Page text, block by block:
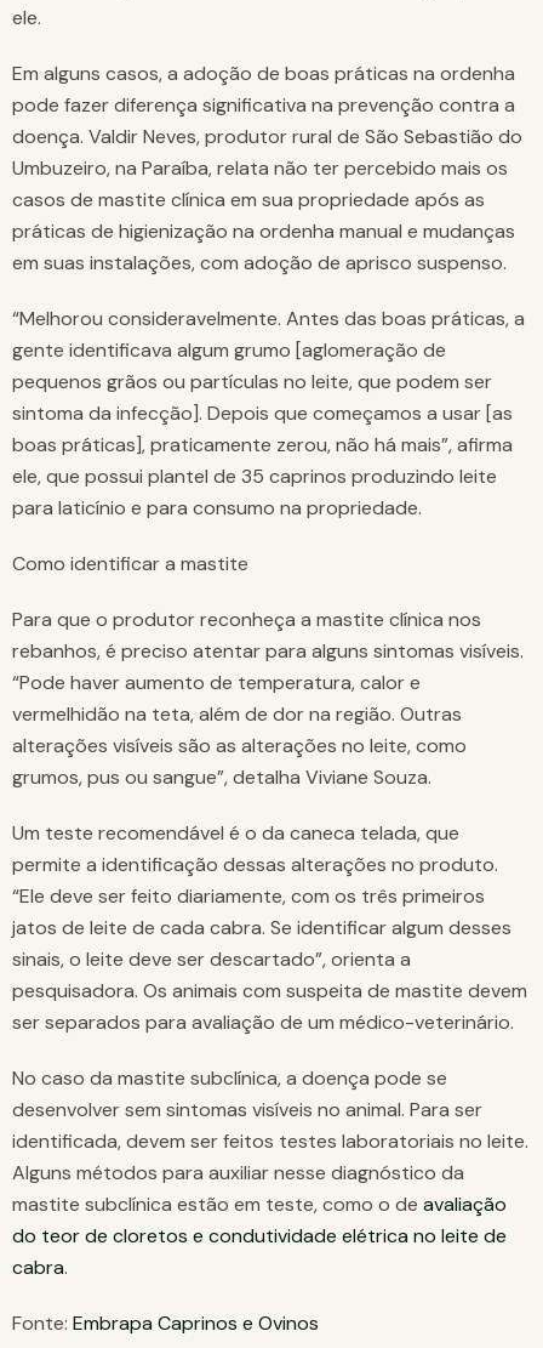
ele.
Em alguns casos, a adoção de boas práticas na ordenha
pode fazer diferença significativa na prevenção contra a
doença. Valdir Neves, produtor rural de São Sebastião do
Umbuzeiro, na Paraíba, relata não ter percebido mais os
casos de mastite clínica em sua propriedade após as
práticas de higienização na ordenha manual e mudanças
em suas instalações, com adoção de aprisco suspenso.
“Melhorou consideravelmente. Antes das boas práticas, a
gente identificava algum grumo [aglomeração de
pequenos grãos ou partículas no leite, que podem ser
sintoma da infecção]. Depois que começamos a usar [as
boas práticas], praticamente zerou, não há mais”, afirma
ele, que possui plantel de 35 caprinos produzindo leite
para laticínio e para consumo na propriedade.
Como identificar a mastite
Para que o produtor reconheça a mastite clínica nos
rebanhos, é preciso atentar para alguns sintomas visíveis.
“Pode haver aumento de temperatura, calor e
vermelhidão na teta, além de dor na região. Outras
alterações visíveis são as alterações no leite, como
grumos, pus ou sangue”, detalha Viviane Souza.
Um teste recomendável é o da caneca telada, que
permite a identificação dessas alterações no produto.
“Ele deve ser feito diariamente, com os três primeiros
jatos de leite de cada cabra. Se identificar algum desses
sinais, o leite deve ser descartado”, orienta a
pesquisadora. Os animais com suspeita de mastite devem
ser separados para avaliação de um médico-veterinário.
No caso da mastite subclínica, a doença pode se
desenvolver sem sintomas visíveis no animal. Para ser
identificada, devem ser feitos testes laboratoriais no leite.
Alguns métodos para auxiliar nesse diagnóstico da
mastite subclínica estão em teste, como o de avaliação
do teor de cloretos e condutividade elétrica no leite de
cabra.
Fonte: Embrapa Caprinos e Ovinos